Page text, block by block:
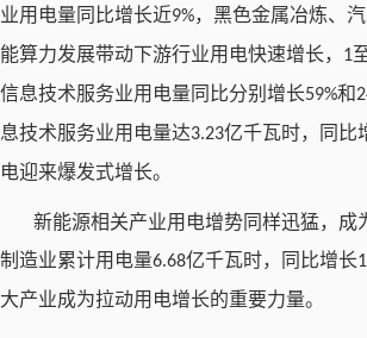
业用电量同比增长近9%，黑色金属冶炼、
能算力发展带动下游行业用电快速增长， 1
信息技术服务业用电量同比分别增长59%和
息技术服务业用电量达3.23亿千瓦时，同比
电迎来爆发式增长。
新能源相关产业用电增势同样迅猛，
制造业累计用电量6.68亿千瓦时，同比增长
大产业成为拉动用电增长的重要力量。